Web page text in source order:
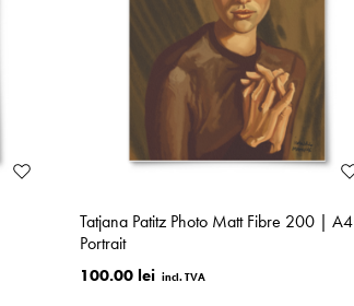
Tatjana Patitz Photo Matt Fibre 200 | A4
Portrait
100.00 lei